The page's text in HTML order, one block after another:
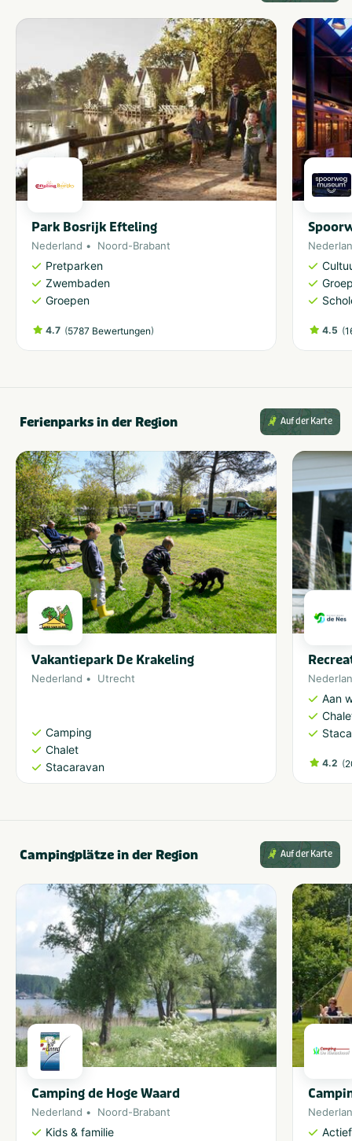
Park Bosrijk Efteling
Nederland Noord-Brabant
Pretparken
Zwembaden
Groepen
4.7 (5787 Bewertungen) 4.5 (
Ferienparks in der Region Auf der Karte
Vakantiepark De Krakeling
Nederland Utrecht
Camping
Chalet
Stacaravan
Aan
4.2 (
Campingplätze in der Region Auf der Karte
Camping de Hoge Waard
Nederland Noord-Brabant
Kids & familie